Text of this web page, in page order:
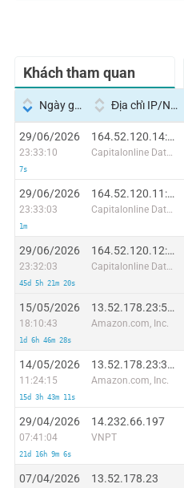
Khách tham quan
Ngày giờ Địa chỉ IP/Nhà cung cấp dịch vụ
29/06/2026
23:33:10
7s
164.52.120.14:20691
Capitalonline Data Service (HK) Co
29/06/2026
23:33:03
1m
164.52.120.11:31819
Capitalonline Data Service (HK) Co
29/06/2026
23:32:03
45d 5h 21m 20s
164.52.120.12:40860
Capitalonline Data Service (HK) Co
15/05/2026
18:10:43
1d 6h 46m 28s
13.52.178.23:52578
Amazon.com, Inc.
14/05/2026
11:24:15
15d 3h 43m 11s
13.52.178.23:36420
Amazon.com, Inc.
29/04/2026
07:41:04
21d 16h 9m 6s
14.232.66.197
VNPT
07/04/2026 13.52.178.23